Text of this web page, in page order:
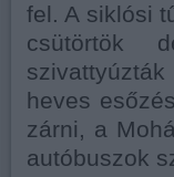
fel. A siklósi
csütörtök
heves
zárni, a
autóbuszok